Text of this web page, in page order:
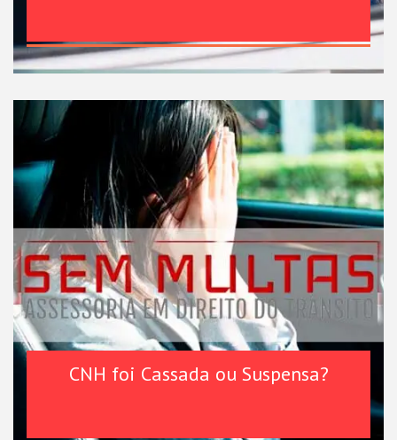
CNH foi Cassada ou Suspensa?